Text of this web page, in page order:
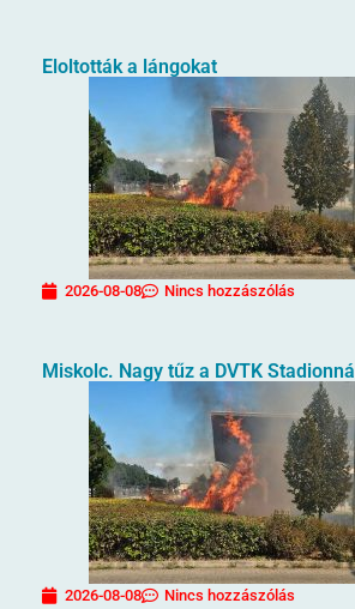
Eloltották a lángokat
2026-08-08 Nincs hozzászólás
Miskolc. Nagy tűz a DVTK Stadionnál
2026-08-08 Nincs hozzászólás